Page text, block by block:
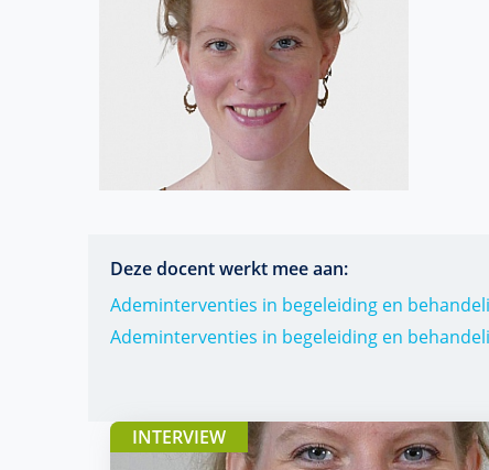
Deze docent werkt mee aan:
Ademinterventies in begeleiding en
Ademinterventies in begeleiding en
INTERVIEW